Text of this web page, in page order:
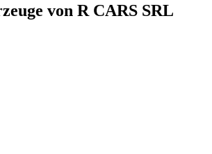
von R CARS SRL